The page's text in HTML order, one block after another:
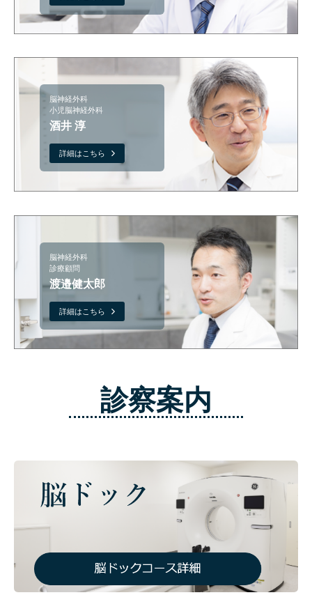
脳神経外科
小児脳神経外科
酒井 淳
詳細はこちら
脳神経外科
診療顧問
渡邉健太郎
詳細はこちら
診察案内